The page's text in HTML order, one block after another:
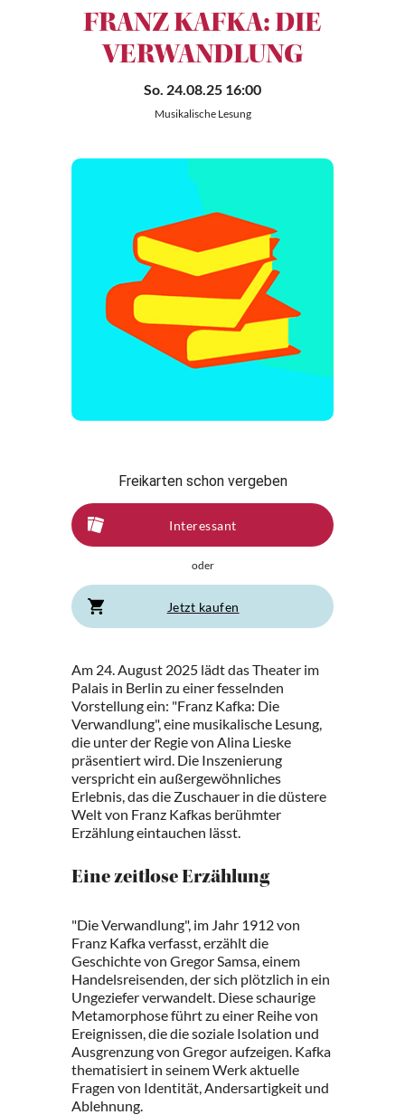
FRANZ KAFKA: DIE
VERWANDLUNG
So. 24.08.25 16:00
Musikalische Lesung
Freikarten schon vergeben
Interessant
oder
Jetzt kaufen
Am 24. August 2025 lädt das Theater im
Palais in Berlin zu einer fesselnden
Vorstellung ein: "Franz Kafka: Die
Verwandlung", eine musikalische Lesung,
die unter der Regie von Alina Lieske
präsentiert wird. Die Inszenierung
verspricht ein außergewöhnliches
Erlebnis, das die Zuschauer in die düstere
Welt von Franz Kafkas berühmter
Erzählung eintauchen lässt.
Eine zeitlose Erzählung
"Die Verwandlung", im Jahr 1912 von
Franz Kafka verfasst, erzählt die
Geschichte von Gregor Samsa, einem
Handelsreisenden, der sich plötzlich in ein
Ungeziefer verwandelt. Diese schaurige
Metamorphose führt zu einer Reihe von
Ereignissen, die die soziale Isolation und
Ausgrenzung von Gregor aufzeigen. Kafka
thematisiert in seinem Werk aktuelle
Fragen von Identität, Andersartigkeit und
Ablehnung.